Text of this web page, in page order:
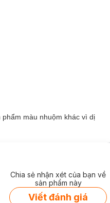
màu nhuộm khác vì dị
Chia sẻ nhận xét của bạn về
sản phẩm này
Viết đánh giá